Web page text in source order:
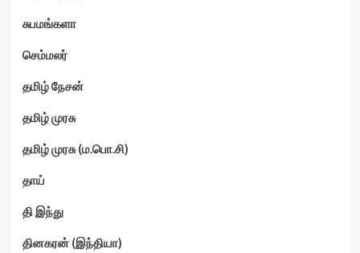
சுபமங்களா
செம்மலர்
தமிழ் நேசன்
தமிழ் முரசு
தமிழ் முரசு (ம.பொ.சி)
தாய்
தி இந்து
தினகரன் (இந்தியா)